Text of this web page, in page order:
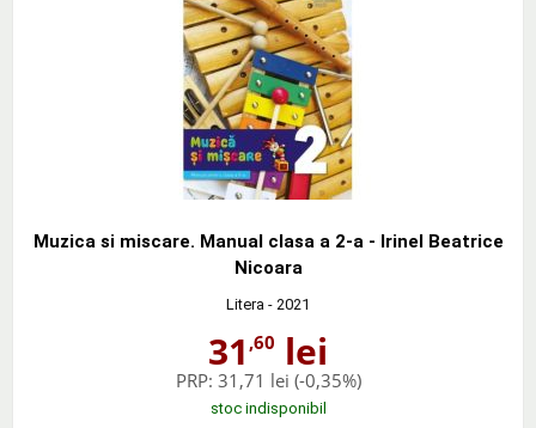
Muzica si miscare. Manual clasa a 2-a - Irinel Beatrice
Nicoara
Litera - 2021
31 ,60 lei
PRP: 31,71 lei (-0,35%)
stoc indisponibil